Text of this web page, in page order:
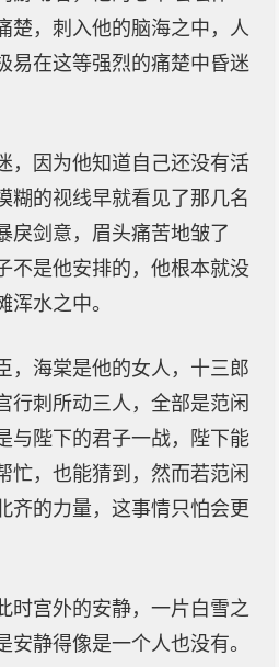
楚，刺入他的脑海之中，人
易在这等强烈的痛楚中昏迷
，因为他知道自己还没有活
糊的视线早就看见了那几名
戾剑意，眉头痛苦地皱了
不是他安排的，他根本就没
浑水之中。
，海棠是他的女人，十三郎
行刺所动三人，全部是范闲
与陛下的君子一战，陛下能
忙，也能猜到，然而若范闲
齐的力量，这事情只怕会更
时宫外的安静，一片白雪之
安静得像是一个人也没有。